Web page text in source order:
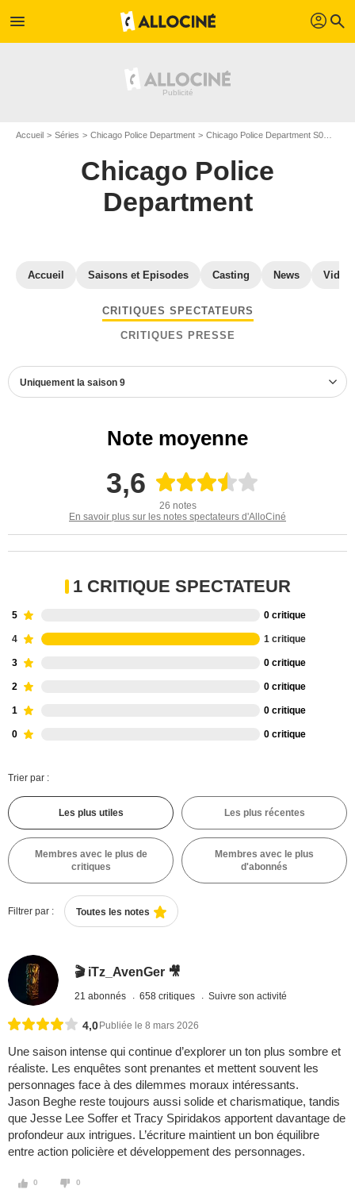
menu profil search
Accueil Séries Chicago Police Department Chicago Police Department S0
Chicago Police
Department
Accueil Saisons et Episodes Casting News
CRITIQUES SPECTATEURS
CRITIQUES PRESSE
Uniquement la saison 9
Note moyenne
3,6
26 notes
En savoir plus sur les notes spectateurs d'AlloCiné
1 CRITIQUE SPECTATEUR
5 0 critique
4 1 critique
3 0 critique
2 0 critique
1 0 critique
0 0 critique
Trier par :
Les plus utiles Les plus récentes
Membres avec le plus de
critiques
Membres avec le plus
d'abonnés
Filtrer par : Toutes les notes
🎬 iTz_AvenGer 🎥
21 abonnés 658 critiques Suivre son activité
4,0 Publiée le 8 mars 2026
Une saison intense qui continue d’explorer un ton plus sombre et
réaliste. Les enquêtes sont prenantes et mettent souvent les
personnages face à des dilemmes moraux intéressants.
Jason Beghe reste toujours aussi solide et charismatique, tandis
que Jesse Lee Soffer et Tracy Spiridakos apportent davantage de
profondeur aux intrigues. L’écriture maintient un bon équilibre
entre action policière et développement des personnages.
0 0